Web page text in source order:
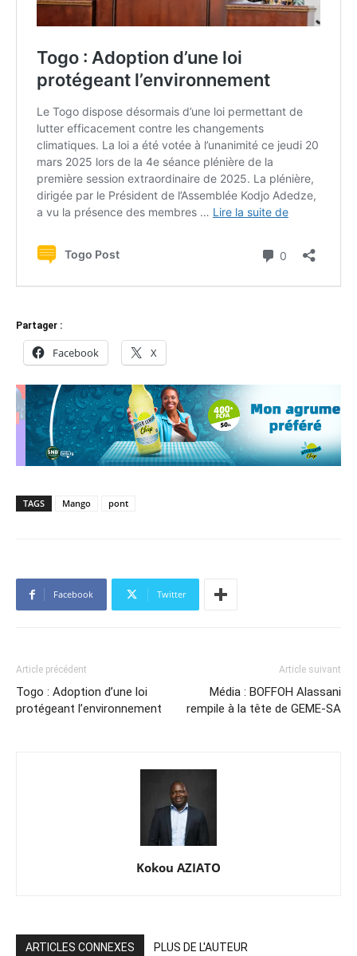
Partager :
Facebook X
TAGS Mango pont
Facebook Twitter
Article précédent
Togo : Adoption d’une loi
protégeant l’environnement
Article suivant
Média : BOFFOH Alassani
rempile à la tête de GEME-SA
Kokou AZIATO
ARTICLES CONNEXES PLUS DE L'AUTEUR